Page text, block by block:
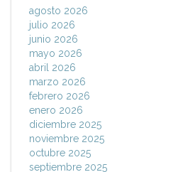
agosto 2026
julio 2026
junio 2026
mayo 2026
abril 2026
marzo 2026
febrero 2026
enero 2026
diciembre 2025
noviembre 2025
octubre 2025
septiembre 2025